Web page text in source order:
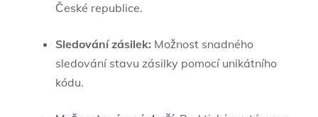
České republice.
Sledování zásilek: Možnost snadného
sledování stavu zásilky pomocí unikátního
kódu.